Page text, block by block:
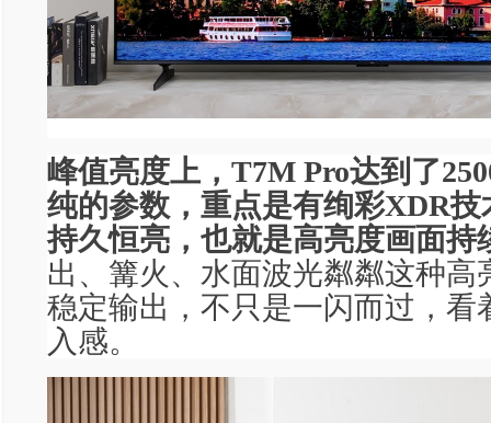
峰值亮度上，T7M Pro达到了
纯的参数，重点是有绚彩XDR
持久恒亮，也就是高亮度画面持
出、篝火、水面波光粼粼这种高
稳定输出，不只是一闪而过，看
入感。